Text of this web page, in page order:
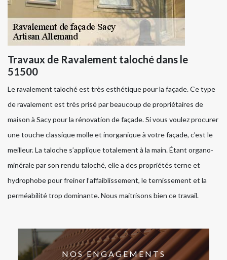
Travaux de Ravalement taloché dans le
51500
Le ravalement taloché est très esthétique pour la façade. Ce type
de ravalement est très prisé par beaucoup de propriétaires de
maison à Sacy pour la rénovation de façade. Si vous voulez procurer
une touche classique molle et inorganique à votre façade, c’est le
meilleur. La taloche s’applique totalement à la main. Étant organo-
minérale par son rendu taloché, elle a des propriétés terne et
hydrophobe pour freiner l’affaiblissement, le ternissement et la
perméabilité trop dominante. Nous maitrisons bien ce travail.
NOS ENGAGEMENTS